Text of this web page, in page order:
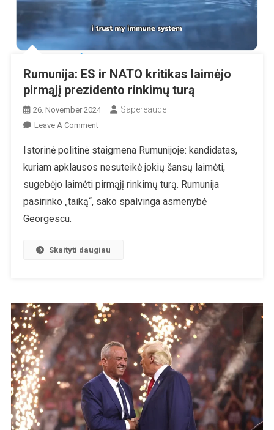
Rumunija: ES ir NATO kritikas laimėjo
pirmąjį prezidento rinkimų turą
26. November 2024 Sapereaude
Leave A CommentOn
ES
Ir
NATO
Laimėjo
Rinkimų
Istorinė politinė staigmena Rumunijoje: kandidatas,
kuriam apklausos nesuteikė jokių šansų laimėti,
sugebėjo laimėti pirmąjį rinkimų turą. Rumunija
pasirinko „taiką“, sako spalvinga asmenybė
Georgescu.
Skaityti daugiau